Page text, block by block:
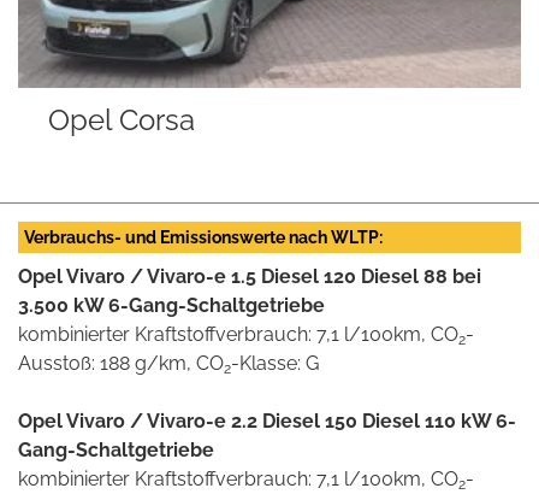
Opel Corsa
Verbrauchs- und Emissionswerte nach WLTP:
Opel Vivaro / Vivaro-e 1.5 Diesel 120 Diesel 88 bei
3.500 kW 6-Gang-Schaltgetriebe
kombinierter Kraftstoffverbrauch: 7,1 l/100km, CO2-
Ausstoß: 188 g/km, CO2-Klasse: G
Opel Vivaro / Vivaro-e 2.2 Diesel 150 Diesel 110 kW 6-
Gang-Schaltgetriebe
kombinierter Kraftstoffverbrauch: 7,1 l/100km, CO2-